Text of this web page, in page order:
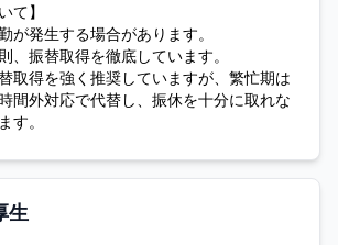
て】
が発生する場合があります。
、振替取得を徹底しています。
取得を強く推奨していますが、繁忙期は
間外対応で代替し、振休を十分に取れな
す。
生